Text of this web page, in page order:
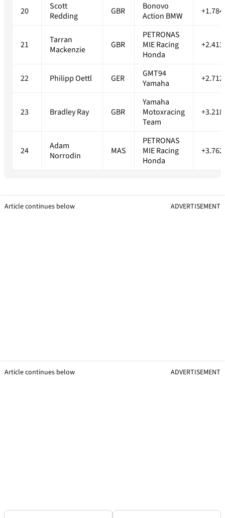
20
Scott
Redding
GBR
Bonovo
Action BMW
21
Tarran
Mackenzie
GBR
PETRONAS
MIE Racing
Honda
22 Philipp Oettl GER
GMT94
Yamaha
23 Bradley Ray GBR
Yamaha
Motoxracing
Team
24
Adam
Norrodin
MAS
PETRONAS
MIE Racing
Honda
Article continues below ADVERTISEMENT
Article continues below ADVERTISEMENT